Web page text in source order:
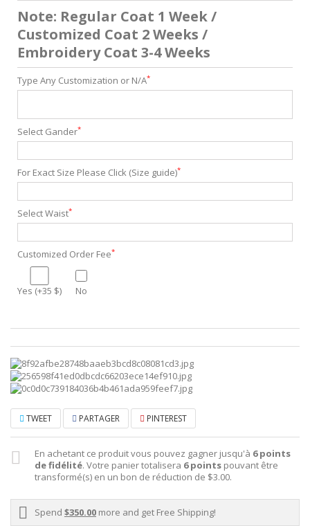
Note: Regular Coat 1 Week /
Customized Coat 2 Weeks /
Embroidery Coat 3-4 Weeks
Type Any Customization or N/A*
Select Gander*
For Exact Size Please Click (Size guide)*
Select Waist*
Customized Order Fee*
Yes (+35 $) No
TWEET PARTAGER PINTEREST
En achetant ce produit vous pouvez gagner jusqu'à 6points
de fidélité. Votre panier totalisera 6points pouvant être
transformé(s) en un bon de réduction de $3.00.
Spend $350.00 more and get Free Shipping!